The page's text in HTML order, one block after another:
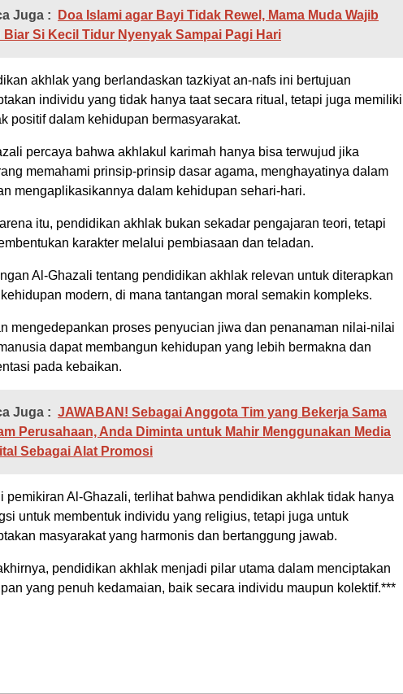
Juga :
Doa Islami agar Bayi Tidak Rewel, Mama Muda Wajib
Biar Si Kecil Tidur Nyenyak Sampai Pagi Hari
akhlak yang berlandaskan tazkiyat an-nafs ini bertujuan
individu yang tidak hanya taat secara ritual, tetapi juga memiliki
positif dalam kehidupan bermasyarakat.
percaya bahwa akhlakul karimah hanya bisa terwujud jika
memahami prinsip-prinsip dasar agama, menghayatinya dalam
mengaplikasikannya dalam kehidupan sehari-hari.
itu, pendidikan akhlak bukan sekadar pengajaran teori, tetapi
karakter melalui pembiasaan dan teladan.
Al-Ghazali tentang pendidikan akhlak relevan untuk diterapkan
modern, di mana tantangan moral semakin kompleks.
mengedepankan proses penyucian jiwa dan penanaman nilai-nilai
dapat membangun kehidupan yang lebih bermakna dan
pada kebaikan.
Juga : JAWABAN! Sebagai Anggota Tim yang Bekerja Sama
Perusahaan, Anda Diminta untuk Mahir Menggunakan Media
Sebagai Alat Promosi
pemikiran Al-Ghazali, terlihat bahwa pendidikan akhlak tidak hanya
untuk membentuk individu yang religius, tetapi juga untuk
masyarakat yang harmonis dan bertanggung jawab.
pendidikan akhlak menjadi pilar utama dalam menciptakan
yang penuh kedamaian, baik secara individu maupun kolektif.***